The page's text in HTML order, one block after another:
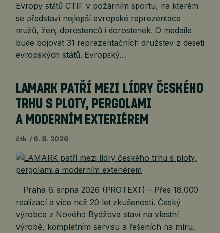
Evropy států CTIF v požárním sportu, na kterém
se představí nejlepší evropské reprezentace
mužů, žen, dorostenců i dorostenek. O medaile
bude bojovat 31 reprezentačních družstev z deseti
evropských států. Evropský…
LAMARK PATŘÍ MEZI LÍDRY ČESKÉHO
TRHU S PLOTY, PERGOLAMI
A MODERNÍM EXTERIÉREM
čtk 6. 8. 2026
Praha 6. srpna 2026 (PROTEXT) – Přes 18.000
realizací a více než 20 let zkušeností. Český
výrobce z Nového Bydžova staví na vlastní
výrobě, kompletním servisu a řešeních na míru.